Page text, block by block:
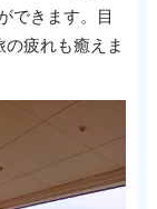
できます。目
疲れも癒えま